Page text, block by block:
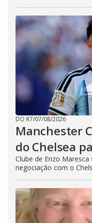
DO R7/07/08/2026
Manchester
do Chelsea
Clube de Enzo
negociação com o